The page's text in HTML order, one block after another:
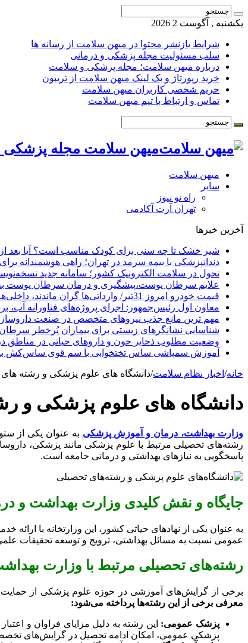
یکشنبه , آگوست 2 2026
شرایط بازنشر محتوا در میهن سلامت از رسانه ها
سلب مسئولیت مجله پزشکی و درمانی
درباره میهن سلامت؛ مجله پزشکی و سلامت
خرید رپورتاژ و بک لینک میهن سلامت از تریبون
حریم شخصی کاربران میهن سلامت
تماس و ارتباط با تیم میهن سلامت
میهن سلامت مجله
میهن سلامت
سایر
راه نو نیوز
تهران آرت آکادمی
آخرین خبرها
شیر خشک تا چه سنی برای کودک مناسب است؟ آیا بعد از ۳ سالگی هنوز می‌توان شیر خشک مصرف کرد؟
دندانپزشکی با بیمه سرمد در تهران؛ راهی هوشمندانه
تحول در سلامت الکترونیک کشور؛ سامانه جدید
علایم سرطان پوست،پیشگیری و درمان سرطان پوست
قیمت خودرو امروز 31تیر/ وارداتی‌ها گران ماندند، داخلی‌ها عقب نشستند+ جدول
معاون اول رئیس‌جمهور: اجرای پروژه‌های فناورانه آب،
مهم ترین مانع جذب نیروهای متخصص در صنعت
شناسایی نشانگرهای زیستی برای بیماران پُرخطر
وضعیت مطلوب ذخایر خون و داروهای حیاتی در مناطق
آموزش سمپاشی ساس تختخوابی با سم قوی ساس‌کش
خانه/ اخبار نظام سلامت/دانشگاه های علوم پزشکی و رشته
دانشگاه های علوم پزشکی و
وزارت بهداشت، درمان و آموزش پزشکی به عنوان یکی از
رشته‌های تحصیلی مرتبط با علوم پزشکی مانند پزشکی،
پاسخگویی به نیازهای بهداشتی و درمانی جامعه است.
جایگاه و نقش کلیدی وزارت بهداشت و
به عنوان یکی از نهادهای حیاتی کشور، این وزارتخانه با
عمومی نسبت به مسائل بهداشتی، ترویج و توسعه تحقیقات
رشته‌های تحصیلی مرتبط با وزارت
برخی از گرایش‌های آموزشی در حوزه علوم پزشکی از حمایت
معرفی برخی از این رشته‌ها پرداخته می‌شود:
پزشک عمومی: این رشته به دلیل مزایای فراوان و
پزشکی عمومی، امکان ادامه تحصیل در گرایش‌های